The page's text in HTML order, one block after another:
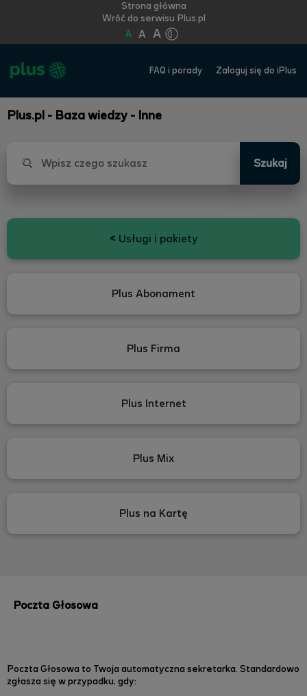
Strona główna
Wróć do serwisu Plus.pl
A A A
FAQ i porady Zaloguj się do iPlus
Plus.pl - Baza wiedzy - Inne
Szukaj
< Usługi i pakiety
Plus Abonament
Plus Firma
Plus Internet
Plus Mix
Plus na Kartę
Poczta Głosowa
Poczta Głosowa to Twoja automatyczna sekretarka. Standardowo
zgłasza się w przypadku, gdy: